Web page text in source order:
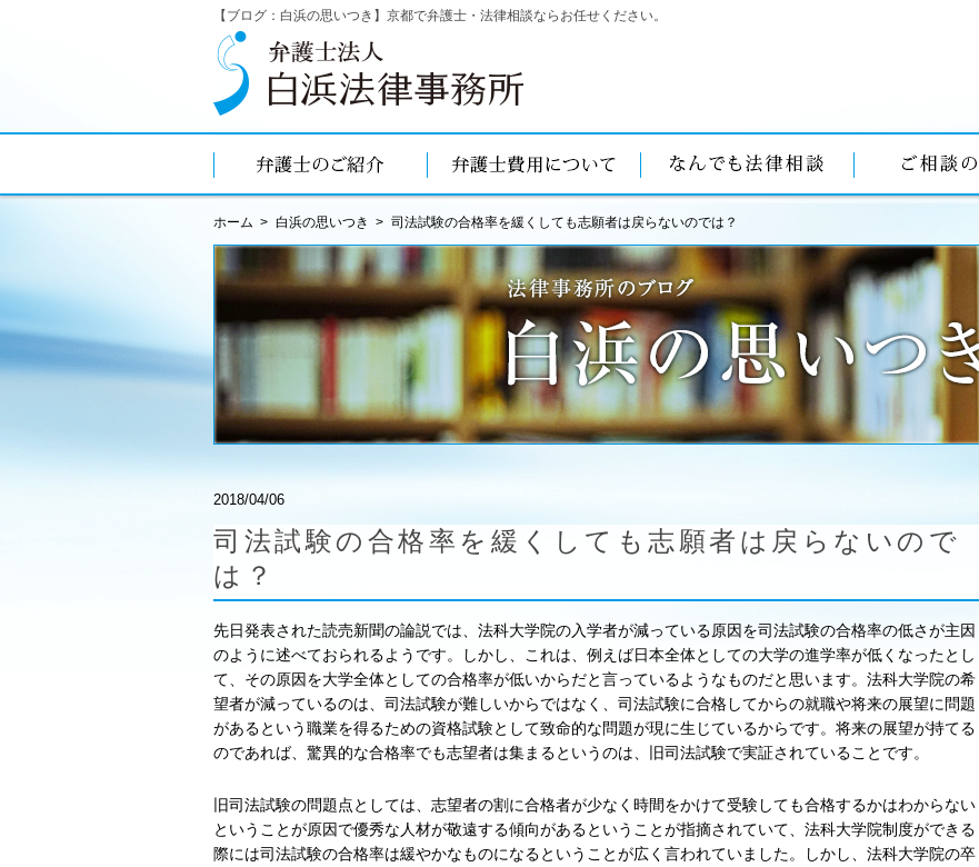
【ブログ：白浜の思いつき】京都で弁護士・法律相談ならお任せください。
ホーム 白浜の思いつき 司法試験の合格率を緩くしても志願者は戻らないのでは？
2018/04/06
司法試験の合格率を緩くしても志願者は戻らないので
は？
先日発表された読売新聞の論説では、法科大学院の入学者が減っている原因を司法試験の合格率の低さが主因
のように述べておられるようです。しかし、これは、例えば日本全体としての大学の進学率が低くなったとし
て、その原因を大学全体としての合格率が低いからだと言っているようなものだと思います。法科大学院の希
望者が減っているのは、司法試験が難しいからではなく、司法試験に合格してからの就職や将来の展望に問題
があるという職業を得るための資格試験として致命的な問題が現に生じているからです。将来の展望が持てる
のであれば、驚異的な合格率でも志望者は集まるというのは、旧司法試験で実証されていることです。
旧司法試験の問題点としては、志望者の割に合格者が少なく時間をかけて受験しても合格するかはわからない
ということが原因で優秀な人材が敬遠する傾向があるということが指摘されていて、法科大学院制度ができる
際には司法試験の合格率は緩やかなものになるということが広く言われていました。しかし、法科大学院の卒